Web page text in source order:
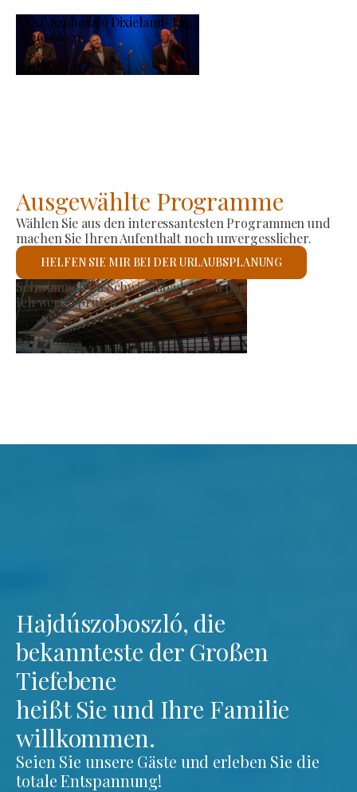
XXXI. Szoboszló Dixieland-Tage
2026-08-21
-
2026-08-23
Ausgewählte Programme
Wählen Sie aus den interessantesten Programmen und
machen Sie Ihren Aufenthalt noch unvergesslicher.
HELFEN SIE MIR BEI DER URLAUBSPLANUNG
Hajdúszoboszló, die
bekannteste der Großen
Tiefebene
heißt Sie und Ihre Familie
willkommen.
Seien Sie unsere Gäste und erleben Sie die
totale Entspannung!